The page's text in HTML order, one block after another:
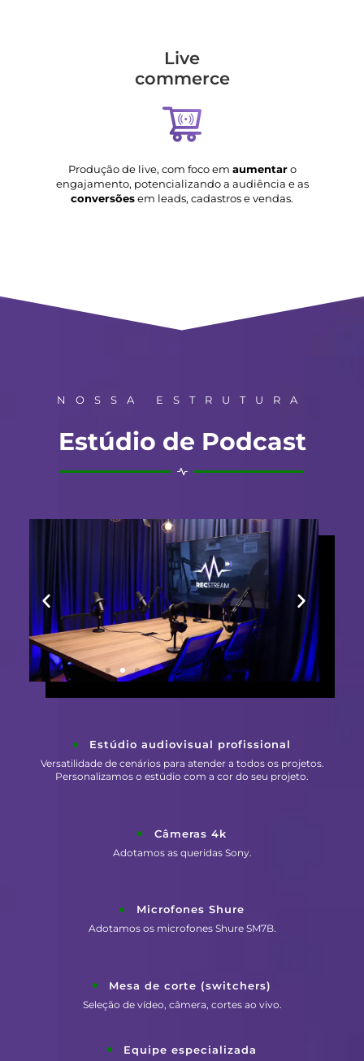
Live
commerce
Produção de live, com foco em aumentaro
engajamento, potencializando a audiência e as
conversõesem leads, cadastros e vendas.
NOSSA ESTRUTURA
Estúdio de Podcast
Estúdio audiovisual profissional
Versatilidade de cenários para atender a todos os projetos.
Personalizamos o estúdio com a cor do seu projeto.
Câmeras 4k
Adotamos as queridas Sony.
Microfones Shure
Adotamos os microfones Shure SM7B.
Mesa de corte (switchers)
Seleção de vídeo, câmera, cortes ao vivo.
Equipe especializada